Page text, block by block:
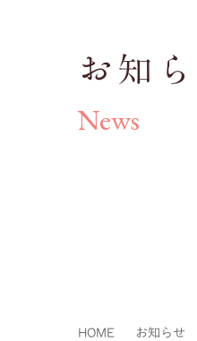
お知
News
HOME お知らせ